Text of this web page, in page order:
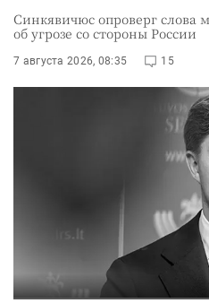
Синкявичюс опроверг слова
об угрозе со стороны России
7 августа 2026, 08:35 15